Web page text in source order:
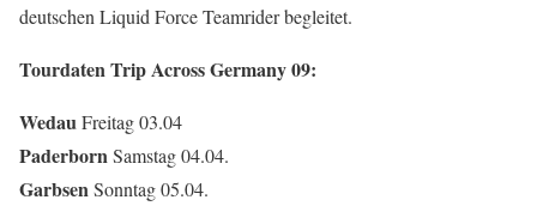
deutschen Liquid Force Teamrider begleitet.
Tourdaten Trip Across Germany 09:
WedauFreitag 03.04
PaderbornSamstag 04.04.
GarbsenSonntag 05.04.